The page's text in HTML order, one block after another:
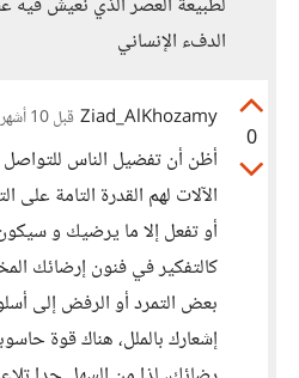
الدفء الإنساني
0
Ziad_AlKhozamy قبل 10 أشهر
أظن أن تفضيل الناس
الآلات لهم القدرة التامة على
أو تفعل إلا ما يرضيك و
كالتفكير في فنون إرضائك
بعض التمرد أو الرفض إلى
إشعارك بالملل، هناك قوة